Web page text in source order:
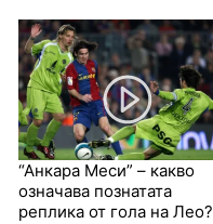
“Анкара Меси” – какво
означава познатата
реплика от гола на Лео?